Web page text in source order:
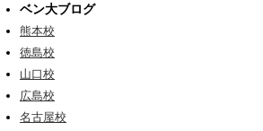
ベン大ブログ
熊本校
徳島校
山口校
広島校
名古屋校